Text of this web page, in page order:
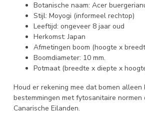
Botanische naam: Acer
Stijl: Moyogi (informeel rechtop)
Leeftijd: ongeveer 8 jaar oud
Herkomst: Japan
Afmetingen boom (hoogte x
Boomdiameter: 10 mm.
Potmaat (breedte x diepte x
Houd er rekening mee dat bomen
bestemmingen met fytosanitaire
Canarische Eilanden.